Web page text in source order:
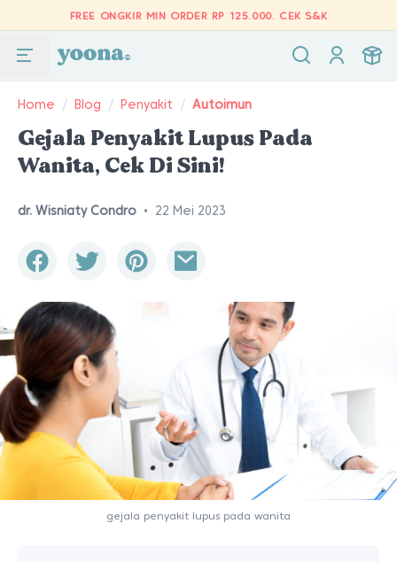
FREE ONGKIR MIN ORDER RP 125.000. CEK S&K
Home / Blog / Penyakit / Autoimun
Gejala Penyakit Lupus Pada
Wanita, Cek Di Sini!
dr. Wisniaty Condro • 22 Mei 2023
gejala penyakit lupus pada wanita